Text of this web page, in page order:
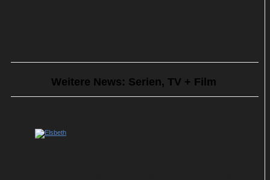
Weitere News: Serien, TV + Film